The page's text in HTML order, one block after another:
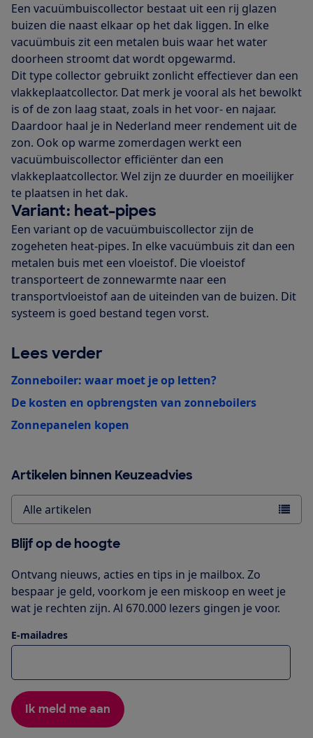
Een vacuümbuiscollector bestaat uit een rij glazen
buizen die naast elkaar op het dak liggen. In elke
vacuümbuis zit een metalen buis waar het water
doorheen stroomt dat wordt opgewarmd.
Dit type collector gebruikt zonlicht effectiever dan een
vlakkeplaatcollector. Dat merk je vooral als het bewolkt
is of de zon laag staat, zoals in het voor- en najaar.
Daardoor haal je in Nederland meer rendement uit de
zon. Ook op warme zomerdagen werkt een
vacuümbuiscollector efficiënter dan een
vlakkeplaatcollector. Wel zijn ze duurder en moeilijker
te plaatsen in het dak.
Variant: heat-pipes
Een variant op de vacuümbuiscollector zijn de
zogeheten heat-pipes. In elke vacuümbuis zit dan een
metalen buis met een vloeistof. Die vloeistof
transporteert de zonnewarmte naar een
transportvloeistof aan de uiteinden van de buizen. Dit
systeem is goed bestand tegen vorst.
Lees verder
Zonneboiler: waar moet je op letten?
De kosten en opbrengsten van zonneboilers
Zonnepanelen kopen
Artikelen binnen Keuzeadvies
Alle artikelen
Blijf op de hoogte
Ontvang nieuws, acties en tips in je mailbox. Zo
bespaar je geld, voorkom je een miskoop en weet je
wat je rechten zijn. Al 670.000 lezers gingen je voor.
E-mailadres
Ik meld me aan